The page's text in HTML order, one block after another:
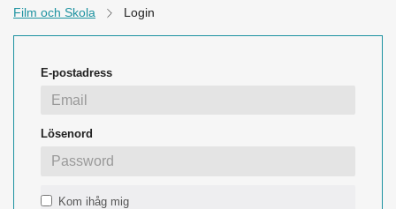
Film och Skola Login
E-postadress
Lösenord
Kom ihåg mig